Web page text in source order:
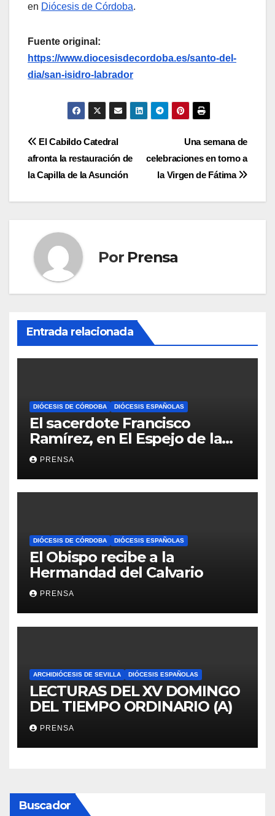
en Diócesis de Córdoba.
Fuente original:
https://www.diocesisdecordoba.es/santo-del-
dia/san-isidro-labrador
Navegación
de
entradas
Una semana de
celebraciones en torno a
la Virgen de Fátima
El Cabildo Catedral
afronta la restauración de
la Capilla de la Asunción
Por Prensa
Entrada relacionada
DIÓCESIS DE CÓRDOBA DIÓCESIS ESPAÑOLAS
El sacerdote Francisco
Ramírez, en El Espejo de la
Iglesia
PRENSA
DIÓCESIS DE CÓRDOBA DIÓCESIS ESPAÑOLAS
El Obispo recibe a la
Hermandad del Calvario
PRENSA
ARCHIDIÓCESIS DE SEVILLA DIÓCESIS ESPAÑOLAS
LECTURAS DEL XV DOMINGO
DEL TIEMPO ORDINARIO (A)
PRENSA
Buscador